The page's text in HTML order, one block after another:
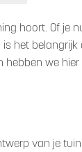
hoort. Of je
het
we
van je